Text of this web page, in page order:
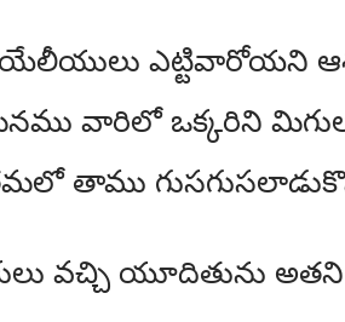
ఎట్టివారోయని
వారిలో ఒక్కరిని
తాము
వచ్చి యూదితును